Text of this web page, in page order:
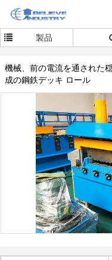
製品
機械、前の電流を通された
成の鋼鉄デッキ ロール